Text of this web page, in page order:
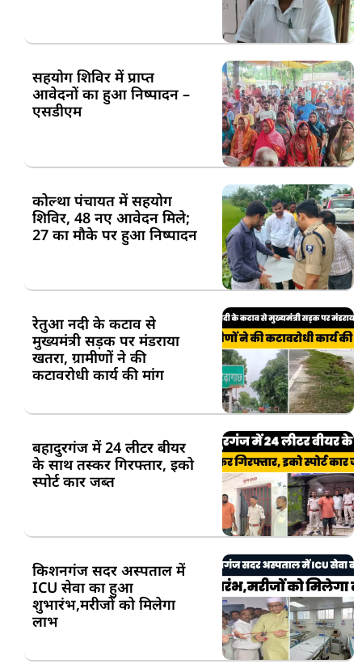
सहयोग शिविर में प्राप्त
आवेदनों का हुआ निष्पादन –
एसडीएम
कोल्था पंचायत में सहयोग
शिविर, 48 नए आवेदन मिले;
27 का मौके पर हुआ निष्पादन
रेतुआ नदी के कटाव से
मुख्यमंत्री सड़क पर मंडराया
खतरा, ग्रामीणों ने की
कटावरोधी कार्य की मांग
बहादुरगंज में 24 लीटर बीयर
के साथ तस्कर गिरफ्तार, इको
स्पोर्ट कार जब्त
किशनगंज सदर अस्पताल में
ICU सेवा का हुआ
शुभारंभ,मरीजों को मिलेगा
लाभ